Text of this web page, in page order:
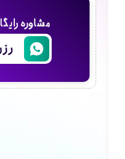
مشاوره